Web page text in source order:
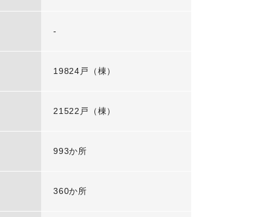
-
19824戸（棟）
21522戸（棟）
993か所
360か所